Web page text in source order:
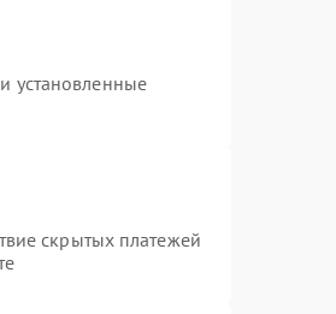
установленные
скрытых платежей